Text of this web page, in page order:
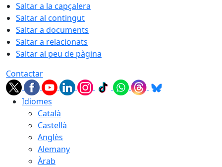
Saltar a la capçalera
Saltar al contingut
Saltar a documents
Saltar a relacionats
Saltar al peu de pàgina
Contactar
Idiomes
Català
Castellà
Anglès
Alemany
Àrab